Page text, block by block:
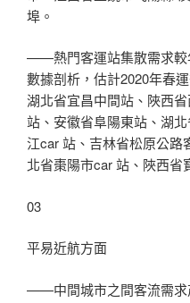
埠。
——熱門客運站集散需求較
數據剖析，估計2020年春
湖北省宜昌中間站、陜西
站、安徽省阜陽東站、湖
江car 站、吉林省松原公路
北省棗陽市car 站、陜西省
03
平易近航方面
——中間城市之間客流需求